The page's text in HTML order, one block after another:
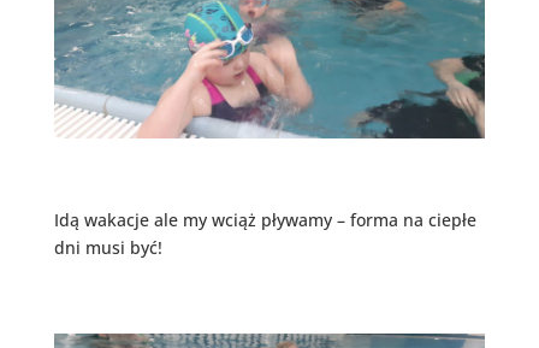
Idą wakacje ale my wciąż pływamy – forma na ciepłe
dni musi być!